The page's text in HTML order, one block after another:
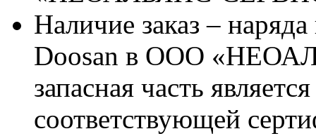
Наличие заказ –
Doosan в ООО
запасная часть
соответствующей